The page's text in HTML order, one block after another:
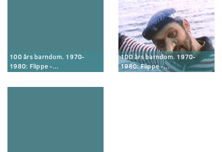
100 års barndom. 1970-
1980: Flippe -...
100 års barndom. 1970-
1980: Flippe -...